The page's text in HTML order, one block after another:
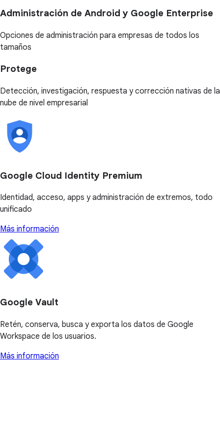
Administración de Android y Google Enterprise
Opciones de administración para empresas de todos los
tamaños
Protege
Detección, investigación, respuesta y corrección nativas de la
nube de nivel empresarial
Google Cloud Identity Premium
Identidad, acceso, apps y administración de extremos, todo
unificado
Más información
Google Vault
Retén, conserva, busca y exporta los datos de Google
Workspace de los usuarios.
Más información